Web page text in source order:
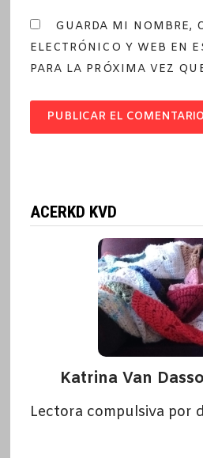
GUARDA MI NOMBRE,
ELECTRÓNICO Y WEB EN
PARA LA PRÓXIMA VEZ
ACERKD KVD
Katrina Van
Lectora compulsiva por